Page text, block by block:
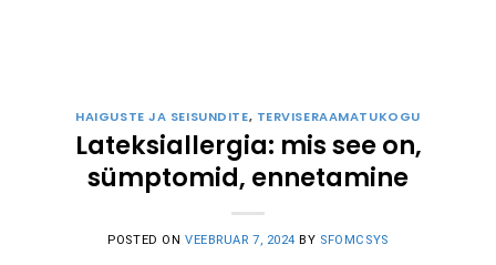
HAIGUSTE JA SEISUNDITE, TERVISERAAMATUKOGU
Lateksiallergia: mis see on,
sümptomid, ennetamine
POSTED ON VEEBRUAR 7, 2024 BY SFOMCSYS